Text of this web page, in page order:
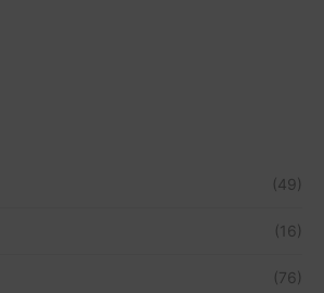
(49)
(16)
(76)